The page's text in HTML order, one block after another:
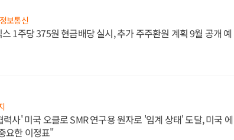
보통신
1주당 375원 현금배당 실시, 추가 주주환원 계획 9월 공개 예
력사' 미국 오클로 SMR 연구용 원자로 '임계 상태' 도달, 미국 에
요한 이정표"